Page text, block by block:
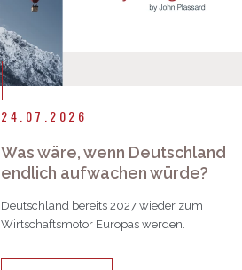
24.07.2026
Was wäre, wenn Deutschland
endlich aufwachen würde?
Deutschland bereits 2027 wieder zum
Wirtschaftsmotor Europas werden.